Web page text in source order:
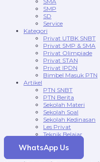
SMP
SD
Service
Kategori
Privat UTBK SNBT
Privat SMP & SMA
Privat Olimpiade
Privat STAN
Privat IPDN
Bimbel Masuk PTN
Artikel
PTN SNBT
PTN Berita
Sekolah Materi
Sekolah Soal
Sekolah Kedinasan
Les Privat
Teknik Belajar
WhatsApp Us